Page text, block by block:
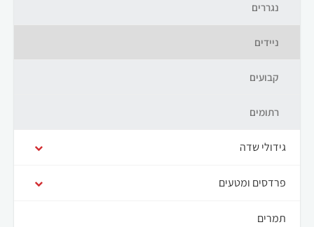
נגררים
ניידים
קבועים
רתומים
גידולי שדה
פרדסים ומטעים
תמרים